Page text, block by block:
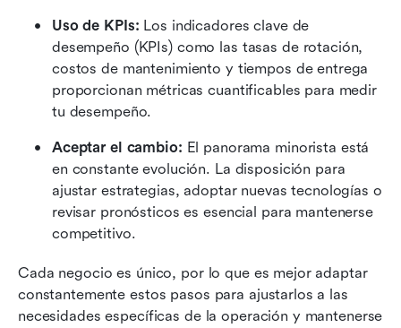
Uso de KPIs: Los indicadores clave de
desempeño (KPIs) como las tasas de rotación,
costos de mantenimiento y tiempos de entrega
proporcionan métricas cuantificables para medir
tu desempeño.
Aceptar el cambio: El panorama minorista está
en constante evolución. La disposición para
ajustar estrategias, adoptar nuevas tecnologías o
revisar pronósticos es esencial para mantenerse
competitivo.
Cada negocio es único, por lo que es mejor adaptar
constantemente estos pasos para ajustarlos a las
necesidades específicas de la operación y mantenerse